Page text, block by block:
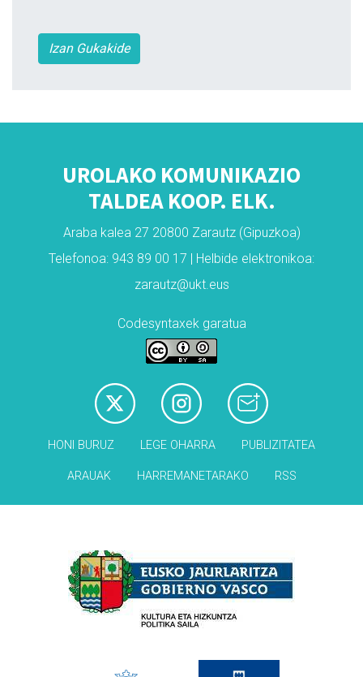
Izan Gukakide
UROLAKO KOMUNIKAZIO
TALDEA KOOP. ELK.
Araba kalea 27 20800 Zarautz (Gipuzkoa)
Telefonoa: 943 89 00 17 | Helbide elektronikoa:
zarautz@ukt.eus
Codesyntaxek garatua
HONI BURUZ LEGE OHARRA PUBLIZITATEA
ARAUAK HARREMANETARAKO RSS